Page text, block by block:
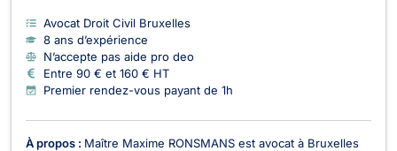
Avocat Droit Civil Bruxelles
8 ans d’expérience
N’accepte pas aide pro deo
Entre 90 € et 160 € HT
Premier rendez-vous payant de 1h
À propos : Maître Maxime RONSMANS est avocat à Bruxelles